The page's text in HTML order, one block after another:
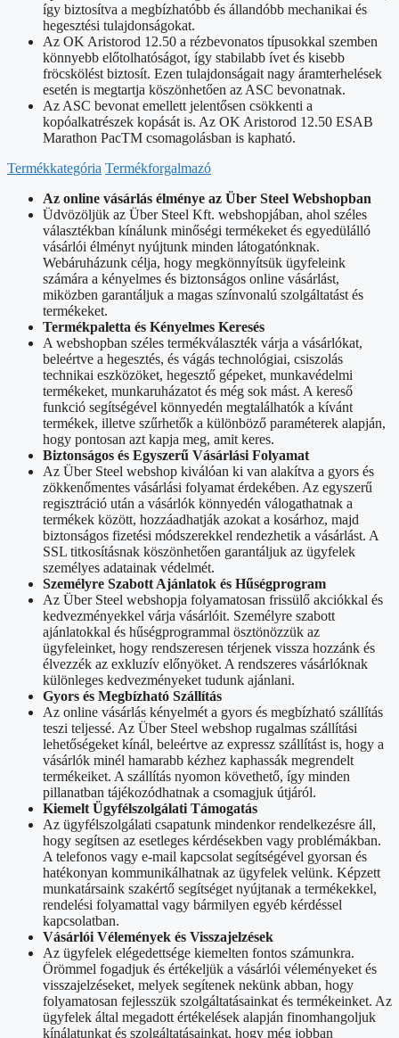
így biztosítva a megbízhatóbb és állandóbb mechanikai és
hegesztési tulajdonságokat.
Az OK Aristorod 12.50 a rézbevonatos típusokkal szemben
könnyebb előtolhatóságot, így stabilabb ívet és kisebb
fröcskölést biztosít. Ezen tulajdonságait nagy áramterhelések
esetén is megtartja köszönhetően az ASC bevonatnak.
Az ASC bevonat emellett jelentősen csökkenti a
kopóalkatrészek kopását is. Az OK Aristorod 12.50 ESAB
Marathon PacTM csomagolásban is kapható.
Termékkategória Termékforgalmazó
Az online vásárlás élménye az Über Steel Webshopban
Üdvözöljük az Über Steel Kft. webshopjában, ahol széles
választékban kínálunk minőségi termékeket és egyedülálló
vásárlói élményt nyújtunk minden látogatónknak.
Webáruházunk célja, hogy megkönnyítsük ügyfeleink
számára a kényelmes és biztonságos online vásárlást,
miközben garantáljuk a magas színvonalú szolgáltatást és
termékeket.
Termékpaletta és Kényelmes Keresés
A webshopban széles termékválaszték várja a vásárlókat,
beleértve a hegesztés, és vágás technológiai, csiszolás
technikai eszközöket, hegesztő gépeket, munkavédelmi
termékeket, munkaruházatot és még sok mást. A kereső
funkció segítségével könnyedén megtalálhatók a kívánt
termékek, illetve szűrhetők a különböző paraméterek alapján,
hogy pontosan azt kapja meg, amit keres.
Biztonságos és Egyszerű Vásárlási Folyamat
Az Über Steel webshop kiválóan ki van alakítva a gyors és
zökkenőmentes vásárlási folyamat érdekében. Az egyszerű
regisztráció után a vásárlók könnyedén válogathatnak a
termékek között, hozzáadhatják azokat a kosárhoz, majd
biztonságos fizetési módszerekkel rendezhetik a vásárlást. A
SSL titkosításnak köszönhetően garantáljuk az ügyfelek
személyes adatainak védelmét.
Személyre Szabott Ajánlatok és Hűségprogram
Az Über Steel webshopja folyamatosan frissülő akciókkal és
kedvezményekkel várja vásárlóit. Személyre szabott
ajánlatokkal és hűségprogrammal ösztönözzük az
ügyfeleinket, hogy rendszeresen térjenek vissza hozzánk és
élvezzék az exkluzív előnyöket. A rendszeres vásárlóknak
különleges kedvezményeket tudunk ajánlani.
Gyors és Megbízható Szállítás
Az online vásárlás kényelmét a gyors és megbízható szállítás
teszi teljessé. Az Über Steel webshop rugalmas szállítási
lehetőségeket kínál, beleértve az expressz szállítást is, hogy a
vásárlók minél hamarabb kézhez kaphassák megrendelt
termékeiket. A szállítás nyomon követhető, így minden
pillanatban tájékozódhatnak a csomagjuk útjáról.
Kiemelt Ügyfélszolgálati Támogatás
Az ügyfélszolgálati csapatunk mindenkor rendelkezésre áll,
hogy segítsen az esetleges kérdésekben vagy problémákban.
A telefonos vagy e-mail kapcsolat segítségével gyorsan és
hatékonyan kommunikálhatnak az ügyfelek velünk. Képzett
munkatársaink szakértő segítséget nyújtanak a termékekkel,
rendelési folyamattal vagy bármilyen egyéb kérdéssel
kapcsolatban.
Vásárlói Vélemények és Visszajelzések
Az ügyfelek elégedettsége kiemelten fontos számunkra.
Örömmel fogadjuk és értékeljük a vásárlói véleményeket és
visszajelzéseket, melyek segítenek nekünk abban, hogy
folyamatosan fejlesszük szolgáltatásainkat és termékeinket. Az
ügyfelek által megadott értékelések alapján finomhangoljuk
kínálatunkat és szolgáltatásainkat, hogy még jobban